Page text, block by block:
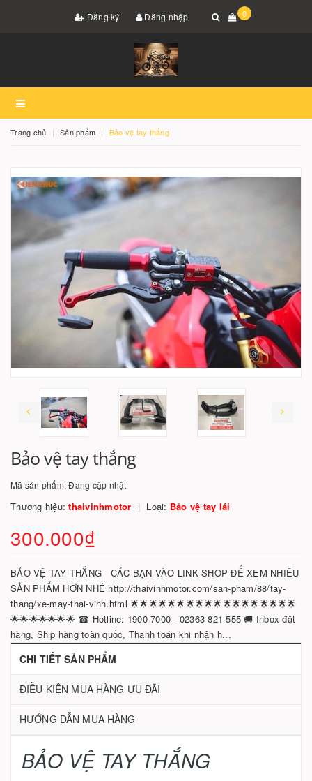
Đăng ký Đăng nhập 0
Trang chủ Sản phẩm Bảo vệ tay thắng
Bảo vệ tay thắng
Mã sản phẩm:Đang cập nhật
Thương hiệu:thaivinhmotor Loại: Bảo vệ tay lái
300.000₫
BẢO VỆ TAY THẮNG CÁC BẠN VÀO LINK SHOP ĐỂ XEM NHIỀU
SẢN PHẨM HƠN NHÉ http://thaivinhmotor.com/san-pham/88/tay-
thang/xe-may-thai-vinh.html 🌟🌟🌟🌟🌟🌟🌟🌟🌟🌟🌟🌟🌟🌟🌟🌟🌟🌟
🌟🌟🌟🌟🌟🌟🌟 ☎ Hotline: 1900 7000 - 02363 821 555 🚚 Inbox đặt
hàng, Ship hàng toàn quốc, Thanh toán khi nhận h...
CHI TIẾT SẢN PHẨM
ĐIỀU KIỆN MUA HÀNG ƯU ĐÃI
HƯỚNG DẪN MUA HÀNG
BẢO VỆ TAY THẮNG